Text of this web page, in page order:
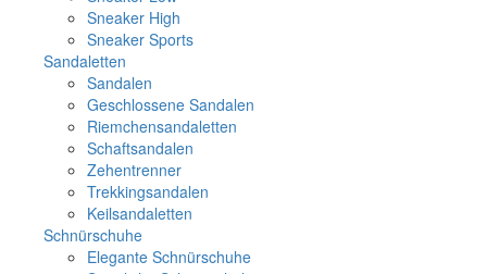
Sneaker High
Sneaker Sports
Sandaletten
Sandalen
Geschlossene Sandalen
Riemchensandaletten
Schaftsandalen
Zehentrenner
Trekkingsandalen
Keilsandaletten
Schnürschuhe
Elegante Schnürschuhe